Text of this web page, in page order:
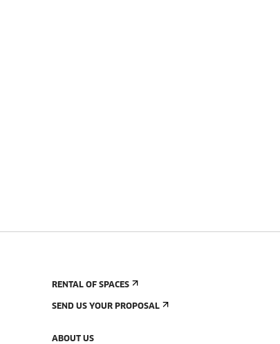
RENTAL OF SPACES
SEND US YOUR PROPOSAL
ABOUT US